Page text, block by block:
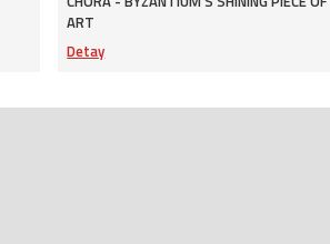
ART
Detay